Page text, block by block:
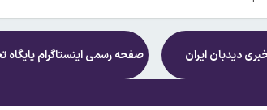
خبریدیدبان ایران صفحه رسمی اینستاگرام پایگاه